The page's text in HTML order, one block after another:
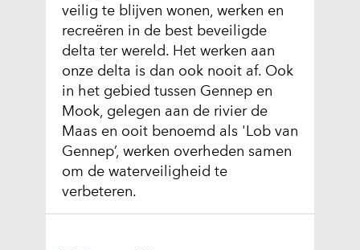
veilig te blijven wonen, werken en
recreëren in de best beveiligde
delta ter wereld. Het werken aan
onze delta is dan ook nooit af. Ook
in het gebied tussen Gennep en
Mook, gelegen aan de rivier de
Maas en ooit benoemd als 'Lob van
Gennep’, werken overheden samen
om de waterveiligheid te
verbeteren.